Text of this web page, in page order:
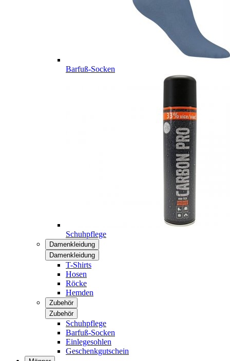
Barfuß-Socken
Schuhpflege
Damenkleidung
Damenkleidung
T-Shirts
Hosen
Röcke
Hemden
Zubehör
Zubehör
Schuhpflege
Barfuß-Socken
Einlegesohlen
Geschenkgutschein